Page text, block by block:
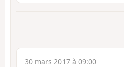
30 mars 2017 à 09:00